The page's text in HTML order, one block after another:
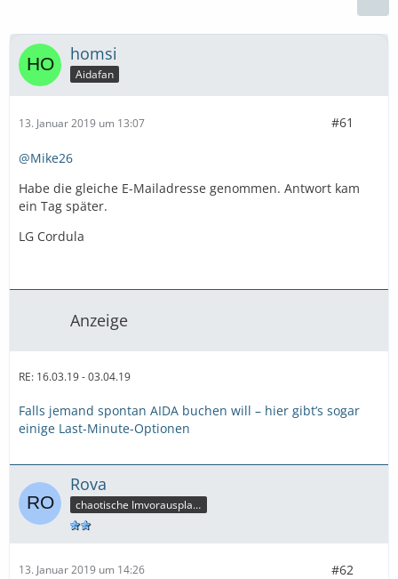
homsi
Aidafan
13. Januar 2019 um 13:07 #61
@Mike26
Habe die gleiche E-Mailadresse genommen. Antwort kam
ein Tag später.
LG Cordula
Anzeige
RE: 16.03.19 - 03.04.19
Falls jemand spontan AIDA buchen will – hier gibt’s sogar
einige Last-Minute-Optionen
Rova
chaotische Imvorausplanerin
13. Januar 2019 um 14:26 #62